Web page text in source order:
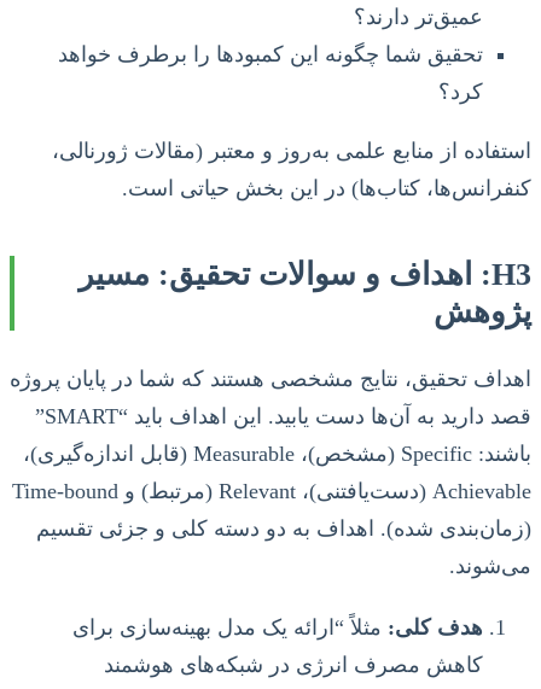
عمیق‌تر دارند؟
تحقیق شما چگونه این کمبودها را برطرف خواهد
کرد؟
استفاده از منابع علمی به‌روز و معتبر (مقالات ژورنالی،
کنفرانس‌ها، کتاب‌ها) در این بخش حیاتی است.
H3: اهداف و سوالات تحقیق: مسیر
پژوهش
اهداف تحقیق، نتایج مشخصی هستند که شما در پایان پروژه
قصد دارید به آن‌ها دست یابید. این اهداف باید “SMART”
باشند: Specific (مشخص)، Measurable (قابل اندازه‌گیری)،
Achievable (دست‌یافتنی)، Relevant (مرتبط) و Time-bound
(زمان‌بندی شده). اهداف به دو دسته کلی و جزئی تقسیم
می‌شوند.
هدف کلی: مثلاً “ارائه یک مدل بهینه‌سازی برای
کاهش مصرف انرژی در شبکه‌های هوشمند